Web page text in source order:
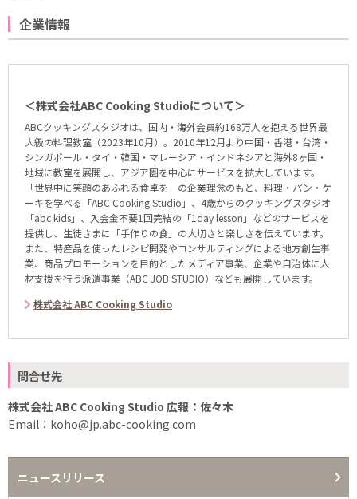
企業情報
＜株式会社ABC Cooking Studioについて＞
ABCクッキングスタジオは、国内・海外会員約168万人を抱える世界最
大級の料理教室（2023年10月）。2010年12月より中国・香港・台湾・
シンガポール・タイ・韓国・マレーシア・インドネシアと海外8ヶ国・
地域に教室を展開し、アジア圏を中心にサービスを拡大しています。
「世界中に笑顔のあふれる食卓を」の企業理念のもと、料理・パン・ケ
ーキを学べる「ABC Cooking Studio」、4歳からのクッキングスタジオ
「abc kids」、入会金不要1回完結の「1day lesson」などのサービスを
提供し、生徒さまに「手作りの食」の大切さと楽しさを伝えています。
また、特産品を使ったレシピ開発やコンサルティングによる地方創生事
業、商品プロモーションを目的としたメディア事業、企業や自治体に人
材支援を行う派遣事業（ABC JOB STUDIO）なども展開しています。
株式会社 ABC Cooking Studio
問合せ先
株式会社 ABC Cooking Studio 広報：佐々木
Email：koho@jp.abc-cooking.com
ニュースリリース